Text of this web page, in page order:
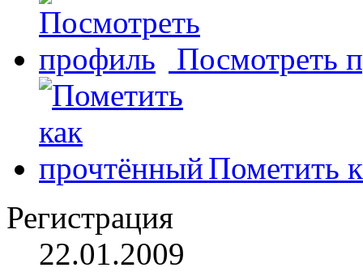
Посмотреть
Пометить
Регистрация
22.01.2009